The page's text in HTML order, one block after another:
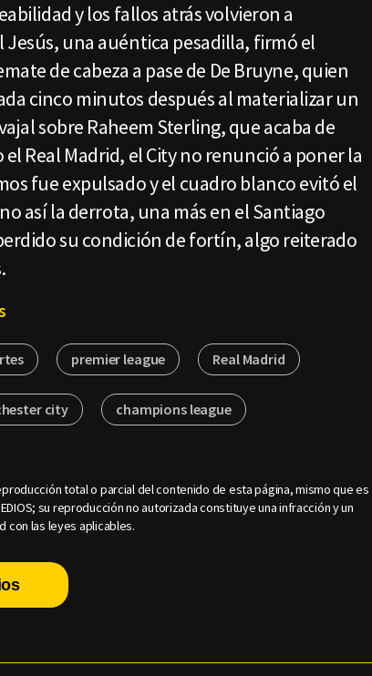
y los fallos atrás volvieron a
Jesús, una auéntica pesadilla, firmó el
de cabeza a pase de De Bruyne, quien
cinco minutos después al materializar un
sobre Raheem Sterling, que acaba de
Real Madrid, el City no renunció a poner la
fue expulsado y el cuadro blanco evitó el
así la derrota, una más en el Santiago
su condición de fortín, algo reiterado
premier league Real Madrid
city champions league
total o parcial del contenido de esta página, mismo que es
su reproducción no autorizada constituye una infracción y un
con las leyes aplicables.